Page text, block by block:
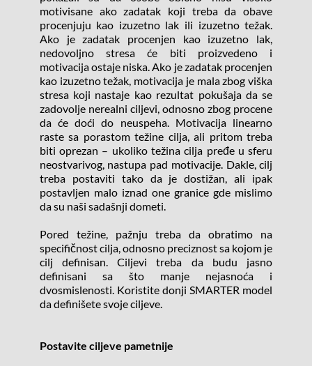
motivisane ako zadatak koji treba da obave
procenjuju kao izuzetno lak ili izuzetno težak.
Ako je zadatak procenjen kao izuzetno lak,
nedovoljno stresa će biti proizvedeno i
motivacija ostaje niska. Ako je zadatak procenjen
kao izuzetno težak, motivacija je mala zbog viška
stresa koji nastaje kao rezultat pokušaja da se
zadovolje nerealni ciljevi, odnosno zbog procene
da će doći do neuspeha. Motivacija linearno
raste sa porastom težine cilja, ali pritom treba
biti oprezan – ukoliko težina cilja pređe u sferu
neostvarivog, nastupa pad motivacije. Dakle, cilj
treba postaviti tako da je dostižan, ali ipak
postavljen malo iznad one granice gde mislimo
da su naši sadašnji dometi.
Pored težine, pažnju treba da obratimo na
specifičnost cilja, odnosno preciznost sa kojom je
cilj definisan. Ciljevi treba da budu jasno
definisani sa što manje nejasnoća i
dvosmislenosti. Koristite donji SMARTER model
da definišete svoje ciljeve.
Postavite ciljeve pametnije